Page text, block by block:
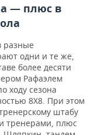
— плюс в
разные
одни и те же,
более десяти
Рафаэлем
ходу сезона
8Х8. При этом
штабу
тренерами, плюс